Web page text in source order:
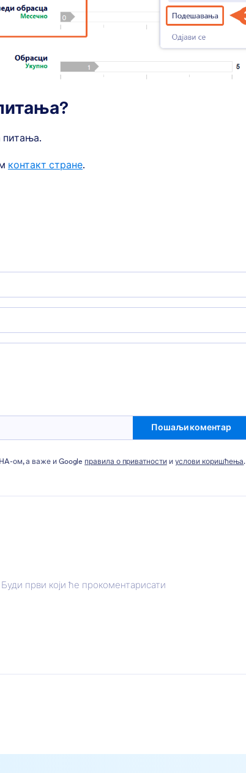
питања.
контакт стране.
Пошаљи коментар
ом, а важе и Google правила о приватностии услови коришћења.
Буди први који ће прокоментарисати